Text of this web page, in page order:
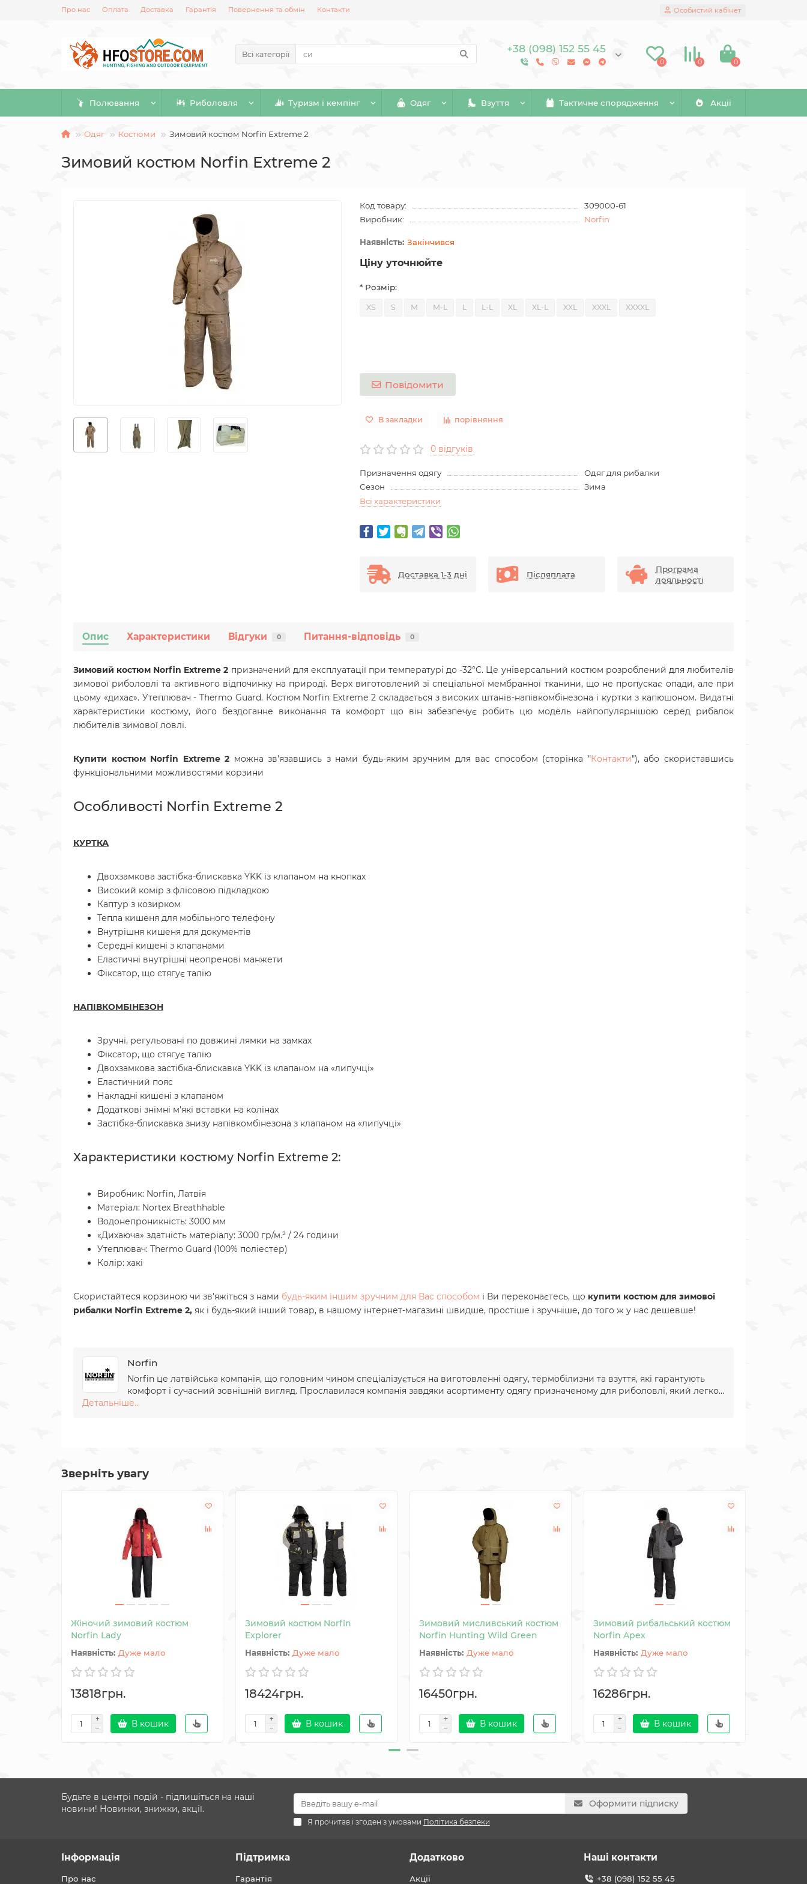
Про нас Оплата Доставка Гарантія Повернення та обмін Контакти Особистий кабінет
Всі категорії +38 (098) 152 55 45
0 0 0
Полювання Риболовля Туризм і кемпінг Одяг Взуття Тактичне спорядження Акції
Одяг Костюми Зимовий костюм Norfin Extreme 2
Зимовий костюм Norfin Extreme 2
Код товару:
309000-61
Виробник:
Norfin
Закінчився
Ціну уточнюйте
* Розмір:
XS S M M-L L L-L XL XL-L XXL XXXL XXXXL
Повідомити
В закладки порівняння
0 відгуків
Призначення одягу
Одяг для рибалки
Сезон
Зима
Всі характеристики
Доставка 1-3 дні Післяплата
Програма
лояльності
Опис Характеристики Відгуки 0 Питання-відповідь 0
Зимовий костюм Norfin Extreme 2 призначений для експлуатації при температурі до -32°C. Це універсальний костюм розроблений для любителів
зимової риболовлі та активного відпочинку на природі. Верх виготовлений зі спеціальної мембранної тканини, що не пропускає опади, але при
цьому «дихає». Утеплювач - Thermo Guard. Костюм Norfin Extreme 2 складається з високих штанів-напівкомбінезона і куртки з капюшоном. Видатні
характеристики костюму, його бездоганне виконання та комфорт що він забезпечує робить цю модель найпопулярнішою серед рибалок
любителів зимової ловлі.
Купити костюм Norfin Extreme 2 можна зв'язавшись з нами будь-яким зручним для вас способом (сторінка "Контакти"), або скориставшись
функціональними можливостями корзини
Особливості Norfin Extreme 2
КУРТКА
Двохзамкова застібка-блискавка YKK із клапаном на кнопках
Високий комір з флісовою підкладкою
Каптур з козирком
Тепла кишеня для мобільного телефону
Внутрішня кишеня для документів
Середні кишені з клапанами
Еластичні внутрішні неопренові манжети
Фіксатор, що стягує талію
НАПІВКОМБІНЕЗОН
Зручні, регульовані по довжині лямки на замках
Фіксатор, що стягує талію
Двохзамкова застібка-блискавка YKK із клапаном на «липучці»
Еластичний пояс
Накладні кишені з клапаном
Додаткові знімні м'які вставки на колінах
Застібка-блискавка знизу напівкомбінезона з клапаном на «липучці»
Характеристики костюму Norfin Extreme 2:
Виробник: Norfin, Латвія
Матеріал: Nortex Breathhable
Водонепроникність: 3000 мм
«Дихаюча» здатність матеріалу: 3000 гр/м.² / 24 години
Утеплювач: Thermo Guard (100% поліестер)
Колір: хакі
Скористайтеся корзиною чи зв'яжіться з нами будь-яким іншим зручним для Вас способом і Ви переконаєтесь, що купити костюм для зимової
рибалки Norfin Extreme 2, як і будь-який інший товар, в нашому інтернет-магазині швидше, простіше і зручніше, до того ж у нас дешевше!
Norfin
Norfin це латвійська компанія, що головним чином спеціалізується на виготовленні одягу, термобілизни та взуття, які гарантують
комфорт і сучасний зовнішній вигляд. Прославилася компанія завдяки асортименту одягу призначеному для риболовлі, який легко...
Детальніше...
Зверніть увагу
Жіночий зимовий костюм
Norfin Lady
Дуже мало
13818грн.
В кошик
Зимовий костюм Norfin
Explorer
Дуже мало
18424грн.
В кошик
Зимовий мисливський костюм
Norfin Hunting Wild Green
Дуже мало
16450грн.
В кошик
Зимовий рибальський костюм
Norfin Apex
Дуже мало
16286грн.
В кошик
Будьте в центрі подій - підпишіться на наші
новини! Новинки, знижки, акції.
Оформити підписку
Я прочитав і згоден з умовами Політика безпеки
Інформація
Про нас
Підтримка
Гарантія
Додатково
Акції
Наші контакти
+38 (098) 152 55 45